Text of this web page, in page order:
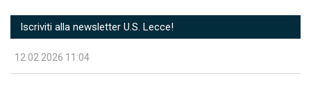
Iscriviti alla newsletter U.S. Lecce!
12.02.2026 11:04